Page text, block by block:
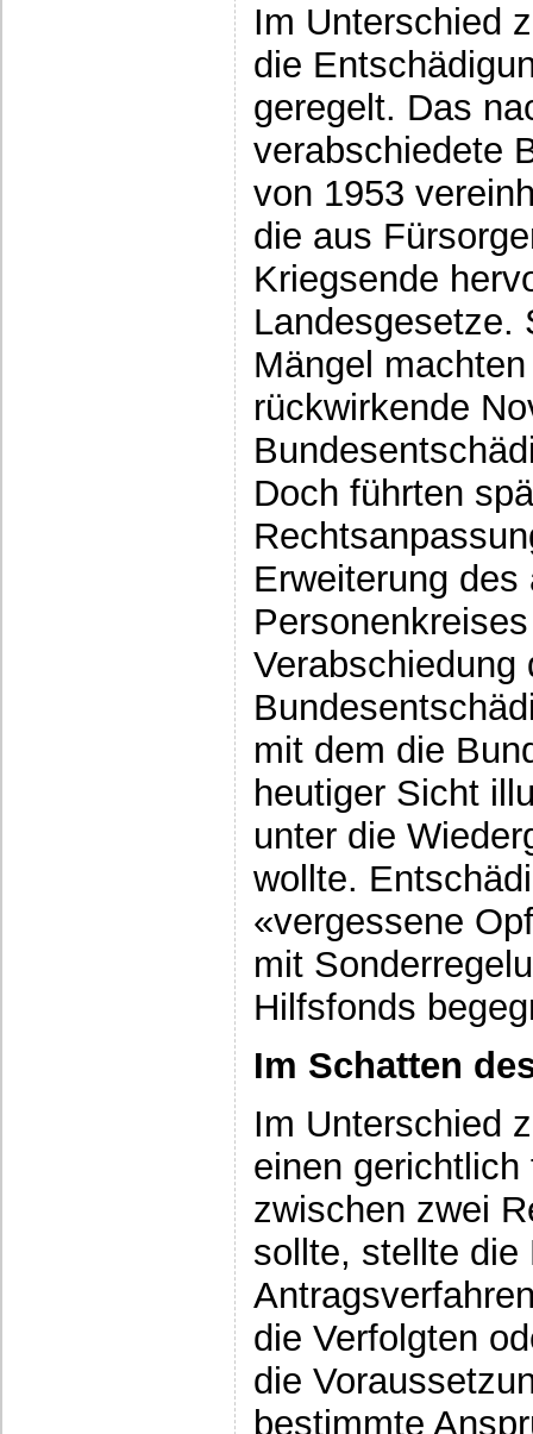
Im Unterschied
die
geregelt. Das
verabschiedete
von 1953
die aus
Kriegsende
Landesgesetze.
Mängel
rückwirkende
Doch führten
Erweiterung
Verabschiedung
mit dem die
heutiger Sicht
unter die
wollte.
«vergessene
mit
Hilfsfonds
Im Schatten
Im Unterschied
einen
zwischen zwei
sollte, stellte die
die Verfolgten
die
bestimmte